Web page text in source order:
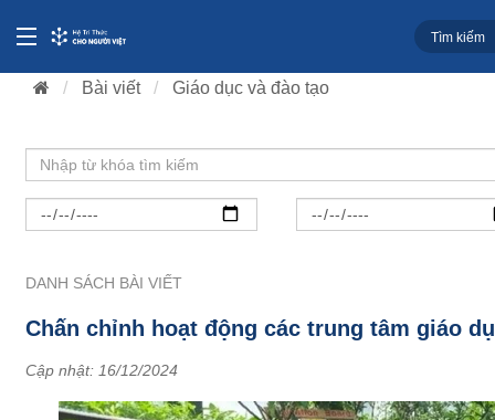
Bài viết Giáo dục và đào tạo
DANH SÁCH BÀI VIẾT
Chấn chỉnh hoạt động các trung tâm giáo
Cập nhật: 16/12/2024